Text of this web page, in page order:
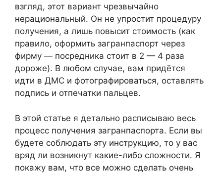
взгляд, этот вариант чрезвычайно
нерациональный. Он не упростит процедуру
получения, а лишь повысит стоимость (как
правило, оформить загранпаспорт через
фирму — посредника стоит в 2 — 4 раза
дороже). В любом случае, вам придётся
идти в ДМС и фотографироваться, оставлять
подпись и отпечатки пальцев.
В этой статье я детально расписываю весь
процесс получения загранпаспорта. Если вы
будете соблюдать эту инструкцию, то у вас
вряд ли возникнут какие-либо сложности. Я
покажу вам, что все можно сделать очень